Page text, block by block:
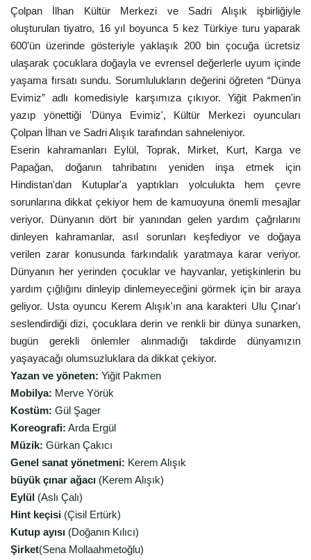
Çolpan İlhan Kültür Merkezi ve Sadri Alışık işbirliğiyle
oluşturulan tiyatro, 16 yıl boyunca 5 kez Türkiye turu yaparak
600'ün üzerinde gösteriyle yaklaşık 200 bin çocuğa ücretsiz
ulaşarak çocuklara doğayla ve evrensel değerlerle uyum içinde
yaşama fırsatı sundu. ​Sorumlulukların değerini öğreten “Dünya
Evimiz” adlı komedisiyle karşımıza çıkıyor. Yiğit Pakmen'in
yazıp yönettiği 'Dünya Evimiz', Kültür Merkezi oyuncuları
Çolpan İlhan ve Sadri Alışık tarafından sahneleniyor.
Eserin kahramanları Eylül, Toprak, Mirket, Kurt, Karga ve
Papağan, doğanın tahribatını yeniden inşa etmek için
Hindistan'dan Kutuplar'a yaptıkları yolculukta hem çevre
sorunlarına dikkat çekiyor hem de kamuoyuna önemli mesajlar
veriyor. Dünyanın dört bir yanından gelen yardım çağrılarını
dinleyen kahramanlar, asıl sorunları keşfediyor ve doğaya
verilen zarar konusunda farkındalık yaratmaya karar veriyor.
Dünyanın her yerinden çocuklar ve hayvanlar, yetişkinlerin bu
yardım çığlığını dinleyip dinlemeyeceğini görmek için bir araya
geliyor. Usta oyuncu Kerem Alışık'ın ana karakteri Ulu Çınar'ı
seslendirdiği dizi, çocuklara derin ve renkli bir dünya sunarken,
bugün gerekli önlemler alınmadığı takdirde dünyamızın
yaşayacağı olumsuzluklara da dikkat çekiyor.
Yazan ve yöneten: Yiğit Pakmen
Mobilya: Merve Yörük
Kostüm: Gül Şager
Koreografi: Arda Ergül
Müzik: Gürkan Çakıcı
Genel sanat yönetmeni: Kerem Alışık
büyük çınar ağacı (Kerem Alışık)
Eylül (Aslı Çalı)
Hint keçisi (Çisil Ertürk)
Kutup ayısı (Doğanın Kılıcı)
Şirket(Sena Mollaahmetoğlu)